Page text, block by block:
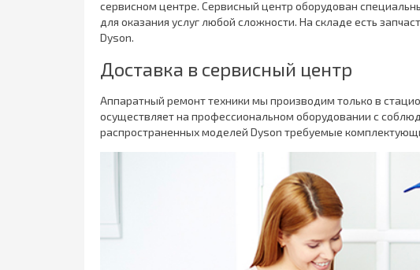
сервисном центре. Сервисный центр оборудован
для оказания услуг любой сложности. На складе есть
Dyson.
Доставка в сервисный центр
Аппаратный ремонт техники мы производим только в
осуществляет на профессиональном оборудовании с
распространенных моделей Dyson требуемые